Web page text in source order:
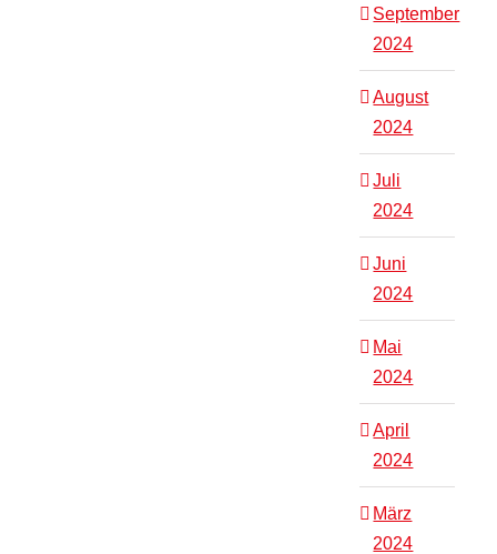
September
2024
August
2024
Juli
2024
Juni
2024
Mai
2024
April
2024
März
2024